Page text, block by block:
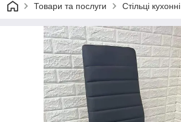
Товари та послуги Стільці